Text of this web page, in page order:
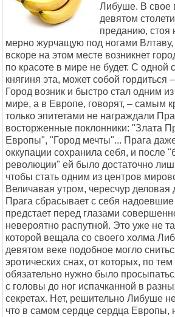
Либуше. В свое
девятом
преданию, стоя
мерно журчащую под ногами Влтаву,
вскоре на этом месте возникнет
по красоте в мире не будет. С одной
княгиня эта, может собой гордиться
Город возник и быстро стал одним
мире, а в Европе, говорят, – самым
только эпитетами не награждали
восторженные поклонники: "Злата
Европы", "Город мечты"... Прага
оккупации сохранила себя, и после
революции" ей было достаточно
чтобы стать одним из центров
Величавая утром, чересчур деловая
Прага сбрасывает с себя
предстает перед глазами
невероятно распутной. Это уже не
которой вещала со своего холма
девятом веке подобное могло
эротических снах, от которых, по
обязательно нужно было
с головы до ног испачканной в
секретах. Нет, решительно Либуше
что в самом сердце сердца Европы,